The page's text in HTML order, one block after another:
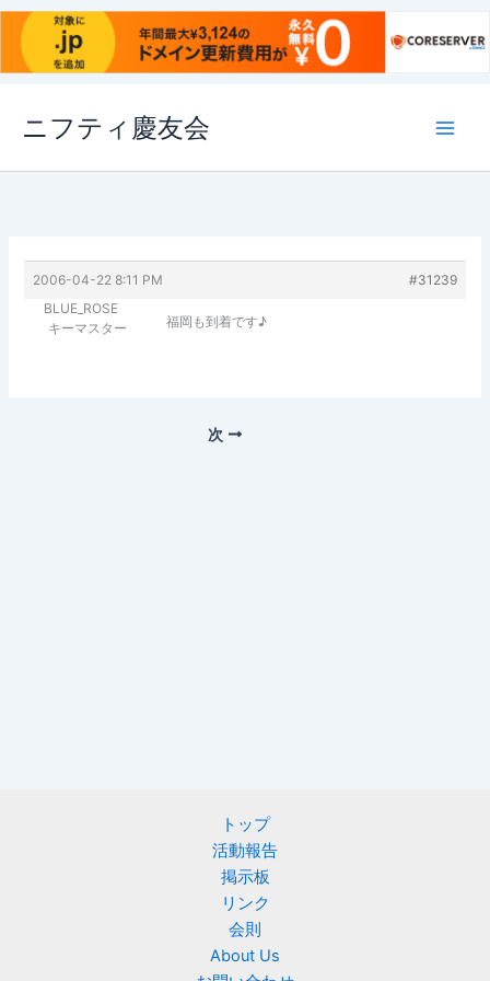
ス
ニフティ慶友会
2006-04-22 8:11 PM
#31239
BLUE_ROSE
キーマスター
福岡も到着です♪
次
トップ
活動報告
掲示板
リンク
会則
About Us